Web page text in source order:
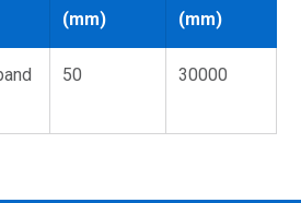
(mm)
(mm)
50 30000